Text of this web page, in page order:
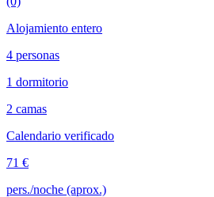
Alojamiento entero
4 personas
1 dormitorio
2 camas
Calendario verificado
71 €
pers./noche (aprox.)